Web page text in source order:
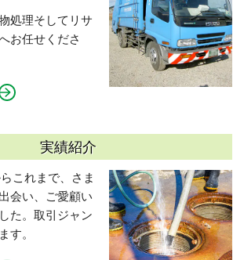
処理そしてリサ
お任せくださ
実績紹介
これまで、さま
会い、ご愛顧い
た。取引ジャン
す。